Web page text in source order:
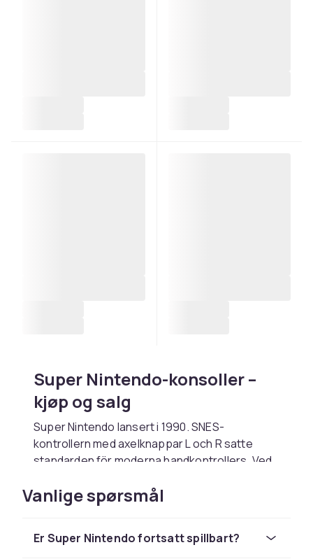
Super Nintendo-konsoller –
kjøp og salg
Super Nintendo lansert i 1990. SNES-
kontrollern med axelknappar L och R satte
standarden för moderna handkontrollers. Ved
fungerer og at bilde og lyd er klart.
kjøp av Super Nintendo?
Vanlige spørsmål
Er Super Nintendo fortsatt spillbart?